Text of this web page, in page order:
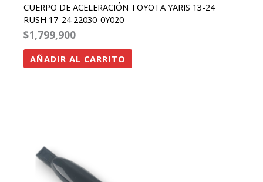
CUERPO DE ACELERACIÓN TOYOTA YARIS 13-24
RUSH 17-24 22030-0Y020
$1,799,900
AÑADIR AL CARRITO